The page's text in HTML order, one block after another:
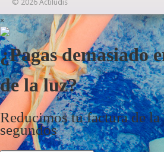
© 2026 Actiludis
×
¿Pagas demasiado
de la luz?
Reducimos tu factura de
segundos